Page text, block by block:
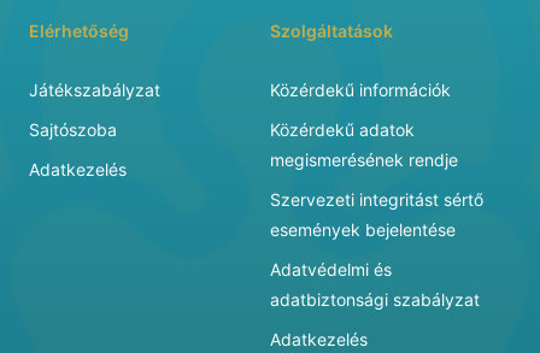
Elérhetőség
Játékszabályzat
Sajtószoba
Adatkezelés
Szolgáltatások
Közérdekű információk
Közérdekű adatok
megismerésének rendje
Szervezeti integritást sértő
események bejelentése
Adatvédelmi és
adatbiztonsági szabályzat
Adatkezelés